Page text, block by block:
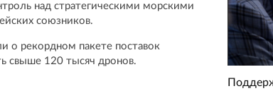
над стратегическими морскими
союзников.
о рекордном пакете поставок
свыше 120 тысяч дронов.